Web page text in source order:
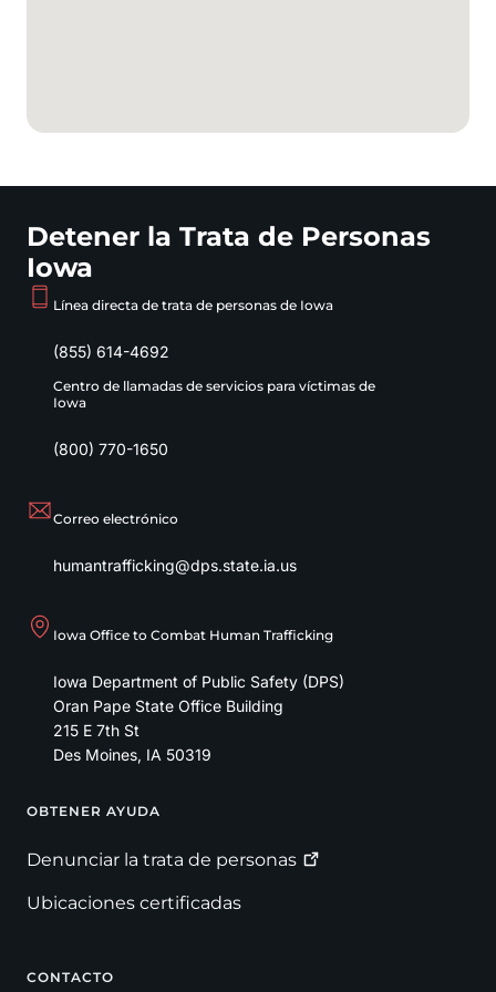
Detener la Trata de Personas
Iowa
Línea directa de trata de personas de Iowa
(855) 614-4692
Centro de llamadas de servicios para víctimas de
Iowa
(800) 770-1650
Correo electrónico
humantrafficking@dps.state.ia.us
Iowa Office to Combat Human Trafficking
Iowa Department of Public Safety (DPS)
Oran Pape State Office Building
215 E 7th St
Des Moines, IA 50319
Footer
OBTENER AYUDA
Denunciar la trata de personas
Ubicaciones certificadas
CONTACTO